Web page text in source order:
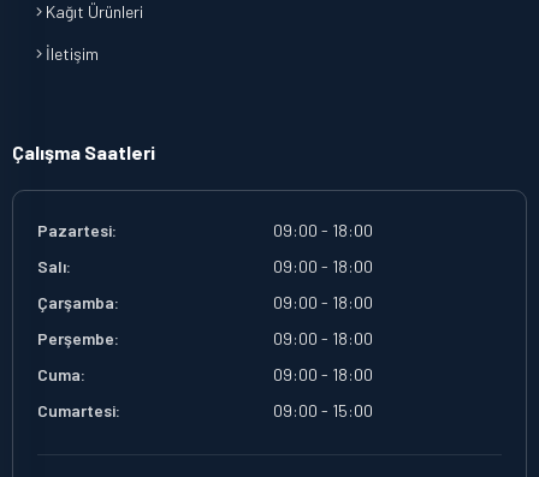
Kağıt Ürünleri
İletişim
Çalışma Saatleri
Pazartesi:
09:00 - 18:00
Salı:
09:00 - 18:00
Çarşamba:
09:00 - 18:00
Perşembe:
09:00 - 18:00
Cuma:
09:00 - 18:00
Cumartesi:
09:00 - 15:00